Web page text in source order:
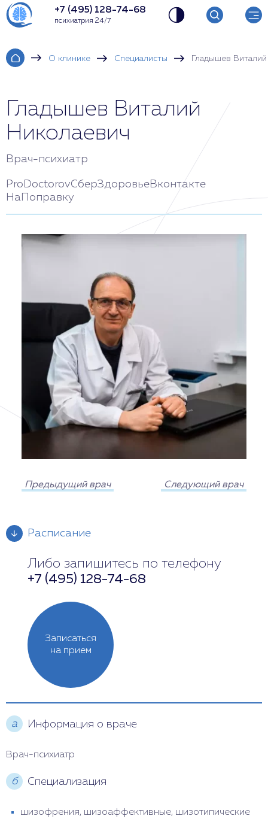
+7 (495) 128-74-68
психиатрия 24/7
О клинике Специалисты Гладышев
Гладышев Виталий
Николаевич
Врач-психиатр
ProDoctorovСберЗдоровьеВконтакте
НаПоправку
Следующий врач
Предыдущий врач
Расписание
Понедельник Выходной
Среда
Пятница
Воскресенье
Записаться
на прием
Либо запишитесь по телефону
+7 (495) 128-74-68
а Информация о враче
Врач-психиатр
б Специализация
шизофрения, шизоаффективные, шизотипические